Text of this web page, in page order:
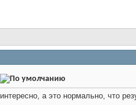
интересно, а это нормально, что